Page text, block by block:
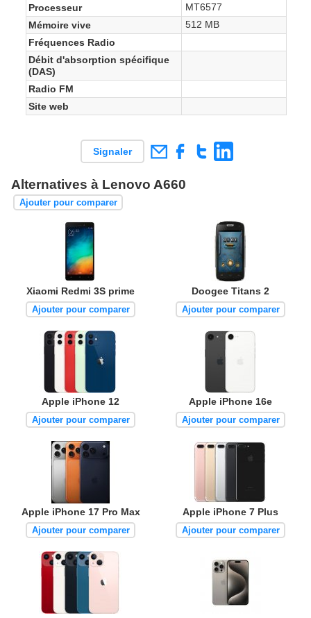
Processeur
MT6577
Mémoire vive
512 MB
Fréquences Radio
Débit d'absorption spécifique
(DAS)
Radio FM
Site web
Signaler
Alternatives à Lenovo A660
Ajouter pour comparer
Xiaomi Redmi 3S prime
Ajouter pour comparer
Doogee Titans 2
Ajouter pour comparer
Apple iPhone 12
Ajouter pour comparer
Apple iPhone 16e
Ajouter pour comparer
Apple iPhone 17 Pro Max
Ajouter pour comparer
Apple iPhone 7 Plus
Ajouter pour comparer